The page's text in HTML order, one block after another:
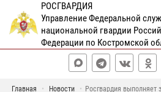
РОСГВАРДИЯ
Управление Федеральной
национальной гвардии
Федерации по Костромской
Главная Новости
Росгвардия выполняет